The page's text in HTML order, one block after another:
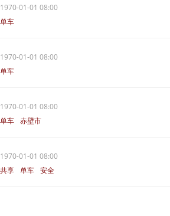
1970-01-01 08:00
单车
1970-01-01 08:00
单车
1970-01-01 08:00
单车 赤壁市
1970-01-01 08:00
共享 单车 安全